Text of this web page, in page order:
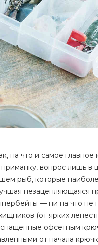
на что и самое главное
вопрос лишь в
рыб, которые
незацепляющаяся
— ни на что
(от ярких
офсетным
от начала